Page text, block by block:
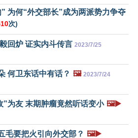
为何“外交部长”成为两派势力争夺
次)
回炉 证实内斗传言 2023/7/25
何卫东话中有话？ 🖼️ 2023/7/24
”为友 末期肿瘤竟然听话变小 🖼️▶️
毛要把火引向外交部？ 🖼️▶️